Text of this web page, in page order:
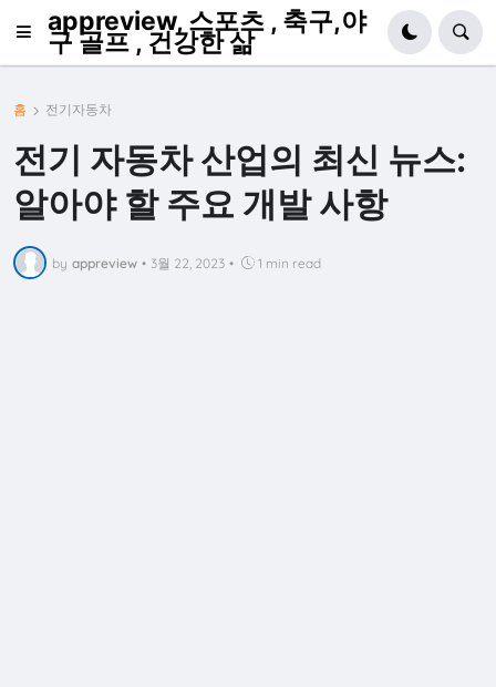
appreview, 스포츠 , 축구,야
구 골프 , 건강한 삶
홈 전기자동차
전기 자동차 산업의 최신 뉴스:
알아야 할 주요 개발 사항
by appreview • 3월 22, 2023 • 1 min read